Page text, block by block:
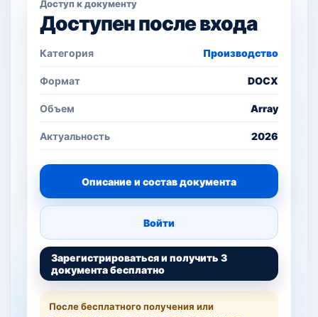
Доступ к документу
Доступен после входа
Категория Производство
Формат DOCX
Объем Array
Актуальность 2026
Описание и состав документа
Войти
Зарегистрироваться и получить 3
документа бесплатно
После бесплатного получения или